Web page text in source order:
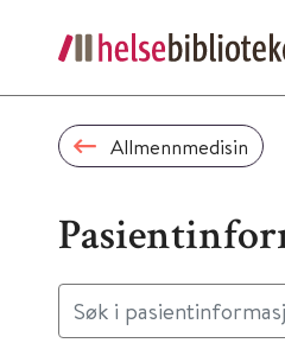
Allmennmedisin